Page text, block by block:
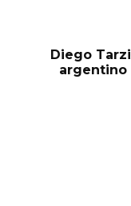
Diego
argentino